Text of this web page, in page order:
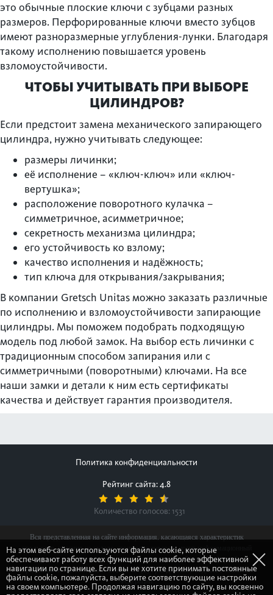
это обычные плоские ключи с зубцами разных
размеров. Перфорированные ключи вместо зубцов
имеют разноразмерные углубления-лунки. Благодаря
такому исполнению повышается уровень
взломоустойчивости.
ЧТОБЫ УЧИТЫВАТЬ ПРИ ВЫБОРЕ
ЦИЛИНДРОВ?
Если предстоит замена механического запирающего
цилиндра, нужно учитывать следующее:
размеры личинки;
её исполнение – «ключ-ключ» или «ключ-
вертушка»;
расположение поворотного кулачка –
симметричное, асимметричное;
секретность механизма цилиндра;
его устойчивость ко взлому;
качество исполнения и надёжность;
тип ключа для открывания/закрывания;
В компании Gretsch Unitas можно заказать различные
по исполнению и взломоустойчивости запирающие
цилиндры. Мы поможем подобрать подходящую
модель под любой замок. На выбор есть личинки с
традиционным способом запирания или с
симметричными (поворотными) ключами. На все
наши замки и детали к ним есть сертификаты
качества и действует гарантия производителя.
Политика конфиденциальности
Рейтинг сайта: 4.8
Количество голосов: 1531
Вся представленная на сайте информация, касающаяся характеристик
продуктов, наличия на складе, стоимости товаров, носит информационный
характер и ни при каких условиях не является публичной офертой,
определяемой положениями Статьи 437(2) Гражданского кодекса Российской
Федерации.
На этом веб-сайте используются файлы cookie, которые
обеспечивают работу всех функций для наиболее эффективной
навигации по странице. Если вы не хотите принимать постоянные
файлы cookie, пожалуйста, выберите соответствующие настройки
на своем компьютере. Продолжая навигацию по сайту, вы косвенно